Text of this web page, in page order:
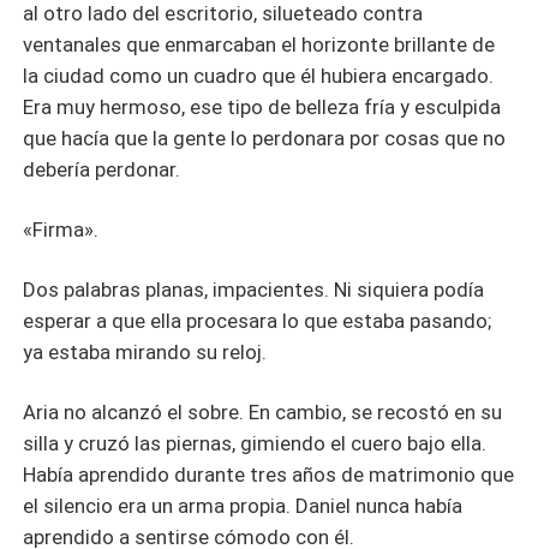
al otro lado del escritorio, silueteado contra
ventanales que enmarcaban el horizonte brillante de
la ciudad como un cuadro que él hubiera encargado.
Era muy hermoso, ese tipo de belleza fría y esculpida
que hacía que la gente lo perdonara por cosas que no
debería perdonar.
«Firma».
Dos palabras planas, impacientes. Ni siquiera podía
esperar a que ella procesara lo que estaba pasando;
ya estaba mirando su reloj.
Aria no alcanzó el sobre. En cambio, se recostó en su
silla y cruzó las piernas, gimiendo el cuero bajo ella.
Había aprendido durante tres años de matrimonio que
el silencio era un arma propia. Daniel nunca había
aprendido a sentirse cómodo con él.